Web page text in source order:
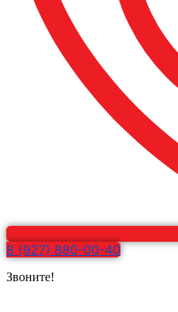
8 (927) 880-00-40
Звоните!